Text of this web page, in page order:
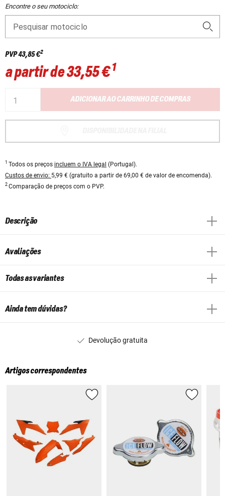
Encontre o seu motociclo:
Pesquisar motociclo
PVP43,85 €2
a partir de33,55 €1
ADICIONAR AO CARRINHO DE COMPRAS
1 Todos os preços incluem o IVA legal (Portugal).
Custos de envio: 5,99 € (gratuito a partir de 69,00 € de valor de encomenda).
2 Comparação de preços com o PVP.
Descrição
Avaliações
Todas as variantes
Ainda tem dúvidas?
Devolução gratuita
Artigos correspondentes